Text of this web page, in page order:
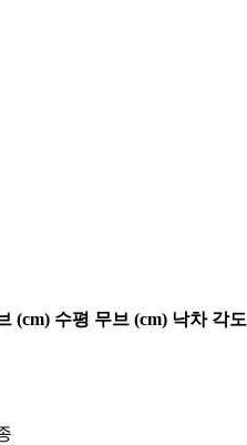
(cm) 수평 무브 (cm) 낙차 각도